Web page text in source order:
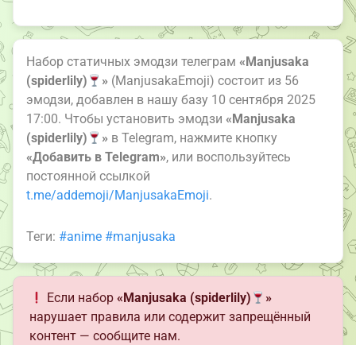
Набор статичных эмодзи телеграм «Manjusaka
(spiderlily)
» (ManjusakaEmoji) состоит из 56
эмодзи, добавлен в нашу базу 10 сентября 2025
17:00. Чтобы установить эмодзи «Manjusaka
(spiderlily)
» в Telegram, нажмите кнопку
«Добавить в Telegram», или воспользуйтесь
постоянной ссылкой
t.me/addemoji/ManjusakaEmoji.
Теги: #anime #manjusaka
Если набор«Manjusaka (spiderlily)
»
нарушает правила или содержит запрещённый
контент — сообщите нам.